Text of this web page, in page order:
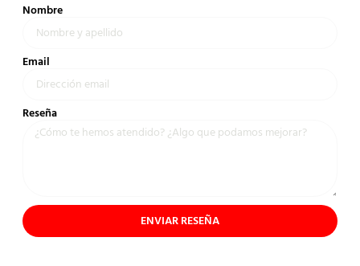
Nombre
Email
Reseña
ENVIAR RESEÑA